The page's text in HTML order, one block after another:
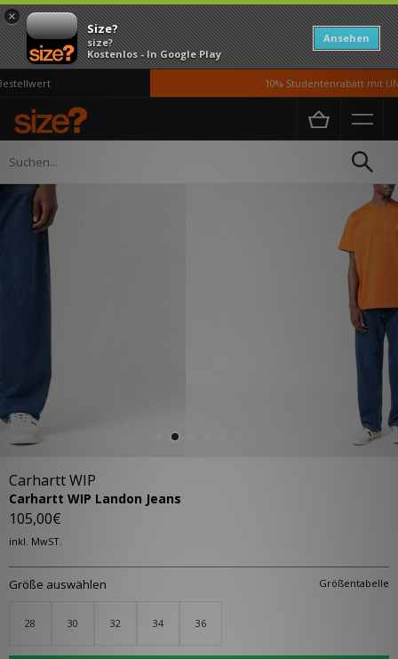
×
Size?
size?
Kostenlos - In Google Play
Ansehen
10% Studentenrabatt mit
Home Herren
Carhartt WIP
Carhartt WIP Landon Jeans
105,00€
inkl. MwST.
Größentabelle
Größe auswählen
28 30 32 34 36